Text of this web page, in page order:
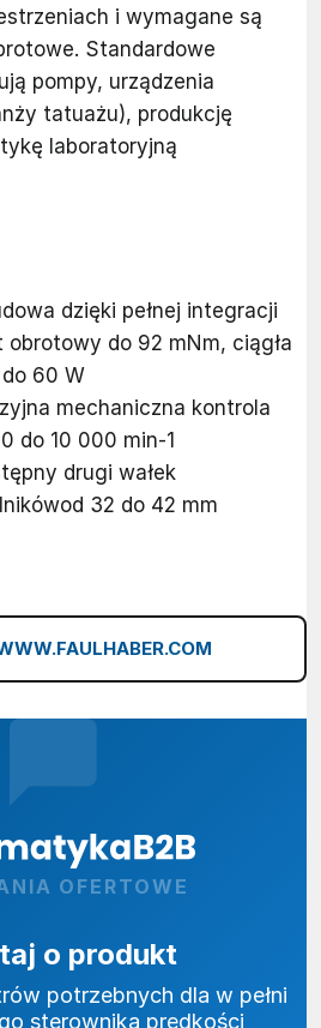
i wymagane są
Standardowe
pompy, urządzenia
tatuażu), produkcję
laboratoryjną
dzięki pełnej integracji
obrotowy do 92 mNm, ciągła
60 W
mechaniczna kontrola
do 10 000 min-1
drugi wałek
32 do 42 mm
OFERTOWE
o produkt
potrzebnych dla w pełni
sterownika prędkości